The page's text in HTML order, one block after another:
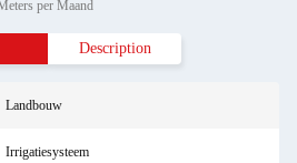
per Maand
Description
Landbouw
Irrigatiesysteem